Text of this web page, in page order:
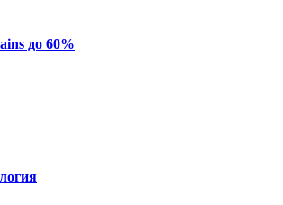
до 60%